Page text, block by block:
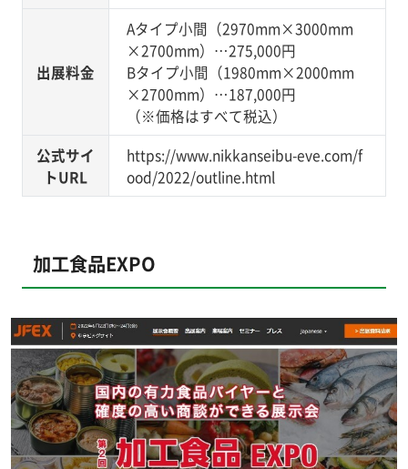
出展料金
Aタイプ小間（2970mm×3000mm
×2700mm）…275,000円
Bタイプ小間（1980mm×2000mm
×2700mm）…187,000円
（※価格はすべて税込）
公式サイ
トURL
https://www.nikkanseibu-eve.com/f
ood/2022/outline.html
加工食品EXPO